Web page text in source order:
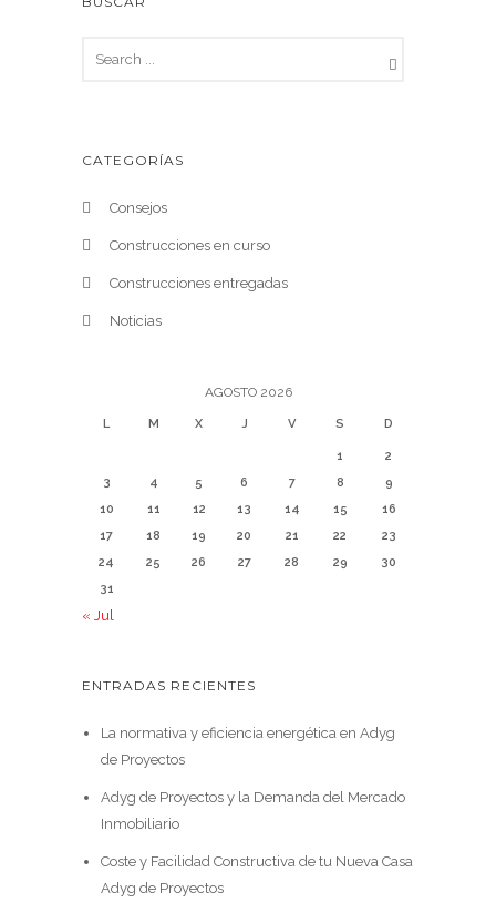
CATEGORÍAS
Consejos
Construcciones en curso
Construcciones entregadas
Noticias
AGOSTO 2026
L M X J V S D
1
2
3
4 5 6 7 8
9
10
11 12 13 14 15
16
17
18 19 20 21 22
23
24
25 26 27 28 29
30
31
« Jul
ENTRADAS RECIENTES
La normativa y eficiencia energética en Adyg
de Proyectos
Adyg de Proyectos y la Demanda del Mercado
Inmobiliario
Coste y Facilidad Constructiva de tu Nueva Casa
Adyg de Proyectos